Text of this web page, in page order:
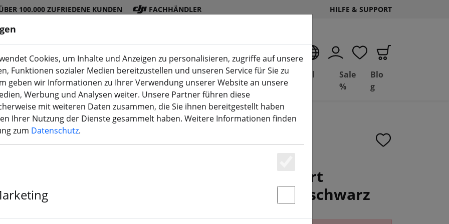
100.000 ZUFRIEDENE KUNDEN FACHHÄNDLER HILFE & SUPPORT
DJI
Shop
Akku
s
Propelle
r
Zubehö
r
3D
Druck(aktuelle Seite)
Deal
Depot
Basil
Sale
%
Blo
g
SONOFF T3EU3C WiFi Smart
Wandschalter - 3 Taster - schwarz
Cookies, um Inhalte und Anzeigen zu personalisieren, zugriffe auf unsere
Funktionen sozialer Medien bereitzustellen und unseren Service für Sie zu
geben wir Informationen zu Ihrer Verwendung unserer Website an unsere
Werbung und Analysen weiter. Unsere Partner führen diese
mit weiteren Daten zusammen, die Sie ihnen bereitgestellt haben
Ihrer Nutzung der Dienste gesammelt haben. Weitere Informationen finden
zum Datenschutz.
Essenziell